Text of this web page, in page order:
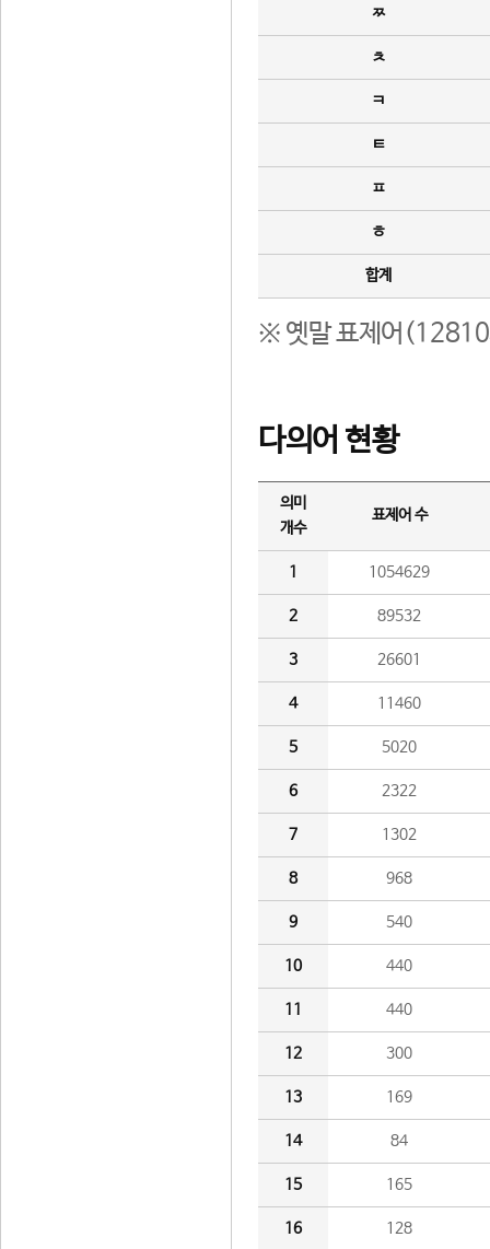
ㅉ
ㅊ
ㅋ
ㅌ
ㅍ
ㅎ
합계
※ 옛말 표제어(12810
다의어 현황
의미
개수
표제어 수
1 1054629
2 89532
3 26601
4 11460
5 5020
6 2322
7 1302
8 968
9 540
10 440
11 440
12 300
13 169
14 84
15 165
16 128